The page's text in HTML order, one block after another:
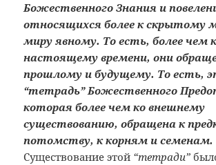
Божественного Знания и
относящихся более к скрытому
миру явному. То есть, более чем
настоящему времени, они
прошлому и будущему. То есть,
“тетрадь” Божественного
которая более чем ко внешнему
существованию, обращена к
потомству, к корням и семенам.
Существование этой “тетради”